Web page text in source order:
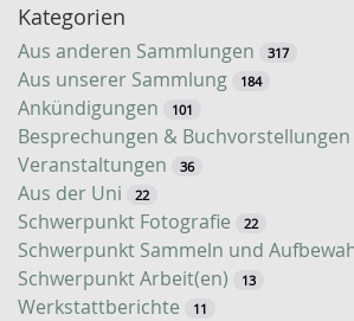
S
u
c
h
e
Kategorien
Aus anderen Sammlungen 317
Aus unserer Sammlung 184
Ankündigungen 101
Besprechungen & Buchvorstellungen
Veranstaltungen 36
Aus der Uni 22
Schwerpunkt Fotografie 22
Schwerpunkt Sammeln und
Schwerpunkt Arbeit(en) 13
Werkstattberichte 11